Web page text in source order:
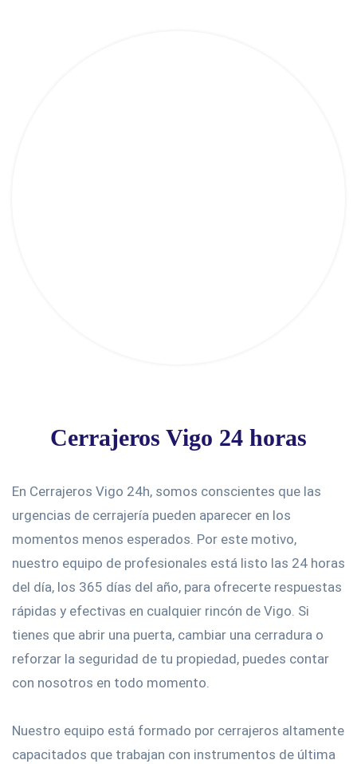
Cerrajeros Vigo 24 horas
En Cerrajeros Vigo 24h, somos conscientes que las
urgencias de cerrajería pueden aparecer en los
momentos menos esperados. Por este motivo,
nuestro equipo de profesionales está listo las 24 horas
del día, los 365 días del año, para ofrecerte respuestas
rápidas y efectivas en cualquier rincón de Vigo. Si
tienes que abrir una puerta, cambiar una cerradura o
reforzar la seguridad de tu propiedad, puedes contar
con nosotros en todo momento.
Nuestro equipo está formado por cerrajeros altamente
capacitados que trabajan con instrumentos de última